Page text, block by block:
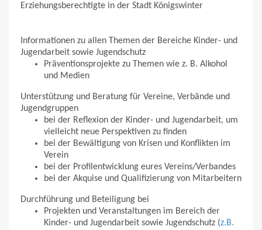
Erziehungsberechtigte in der Stadt Königswinter
Informationen zu allen Themen der Bereiche Kinder- und
Jugendarbeit sowie Jugendschutz
Präventionsprojekte zu Themen wie z. B. Alkohol
und Medien
Unterstützung und Beratung für Vereine, Verbände und
Jugendgruppen
bei der Reflexion der Kinder- und Jugendarbeit, um
vielleicht neue Perspektiven zu finden
bei der Bewältigung von Krisen und Konflikten im
Verein
bei der Profilentwicklung eures Vereins/Verbandes
bei der Akquise und Qualifizierung von Mitarbeitern
Durchführung und Beteiligung bei
Projekten und Veranstaltungen im Bereich der
Kinder- und Jugendarbeit sowie Jugendschutz (z.B.